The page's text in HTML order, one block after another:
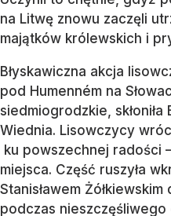
na Litwę znowu zaczęli
majątków królewskich i
Błyskawiczna akcja
pod Humenném na
siedmiogrodzkie,
Wiednia. Lisowczycy
ku powszechnej radości
miejsca. Część ruszyła
Stanisławem Żółkiewskim
podczas